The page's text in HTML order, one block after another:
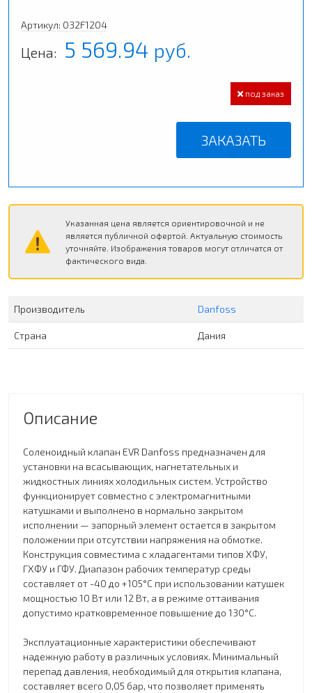
Артикул: 032F1204
Цена: 5 569.94 руб.
под заказ
ЗАКАЗАТЬ
Указанная цена является ориентировочной и не
является публичной офертой. Актуальную стоимость
уточняйте. Изображения товаров могут отличатся от
фактического вида.
Производитель Danfoss
Страна Дания
Описание
Соленоидный клапан EVR Danfoss предназначен для
установки на всасывающих, нагнетательных и
жидкостных линиях холодильных систем. Устройство
функционирует совместно с электромагнитными
катушками и выполнено в нормально закрытом
исполнении — запорный элемент остается в закрытом
положении при отсутствии напряжения на обмотке.
Конструкция совместима с хладагентами типов ХФУ,
ГХФУ и ГФУ. Диапазон рабочих температур среды
составляет от -40 до +105°C при использовании катушек
мощностью 10 Вт или 12 Вт, а в режиме оттаивания
допустимо кратковременное повышение до 130°C.
Эксплуатационные характеристики обеспечивают
надежную работу в различных условиях. Минимальный
перепад давления, необходимый для открытия клапана,
составляет всего 0,05 бар, что позволяет применять